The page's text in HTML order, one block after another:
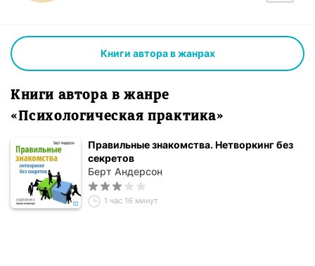
Книги автора в жанрах
Книги автора в жанре
«Психологическая практика»
Правильные знакомства. Нетворкинг без
секретов
Берт Андерсон
1 час 16 минут